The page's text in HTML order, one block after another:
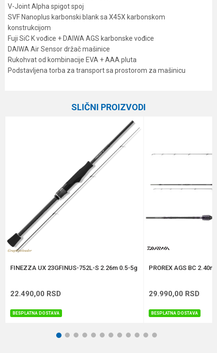
V-Joint Alpha spigot spoj
SVF Nanoplus karbonski blank sa X45X karbonskom
konstrukcijom
Fuji SiC K vođice + DAIWA AGS karbonske vođice
DAIWA Air Sensor držač mašinice
Rukohvat od kombinacije EVA + AAA pluta
Podstavljena torba za transport sa prostorom za mašinicu
Daiwa
2.15 m
Anti-spam zaštita - izračunajte koliko je 4 + 1 :
POŠALJI
SLIČNI PROIZVODI
FINEZZA UX 23GFINUS-752L-S 2.26m 0.5-5g
22.490,00 RSD
BESPLATNA DOSTAVA
PROREX AGS BC
29.990,00 RSD
BESPLATNA DOSTAVA
1 2 3 4 5 6 7 8 9 101112